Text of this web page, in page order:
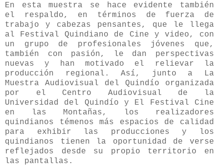
En esta muestra se hace evidente también
el respaldo, en términos de fuerza de
trabajo y cabezas pensantes, que le llega
al Festival Quindiano de Cine y video, con
un grupo de profesionales jóvenes que,
también con pasión, le dan perspectivas
nuevas y han motivado el relievar la
producción regional. Así, junto a La
Muestra Audiovisual del Quindío organizada
por el Centro Audiovisual de la
Universidad del Quindío y El Festival Cine
en las Montañas, los realizadores
quindianos témenos más espacios de calidad
para exhibir las producciones y los
quindianos tienen la oportunidad de verse
reflejados desde su propio territorio en
las pantallas.